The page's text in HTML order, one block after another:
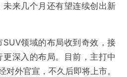
来几个月还有望连续创出新
SUV领域的布局收到奇效，接
深入的布局。目前，主打中
对外官宣，不久后即将上市。